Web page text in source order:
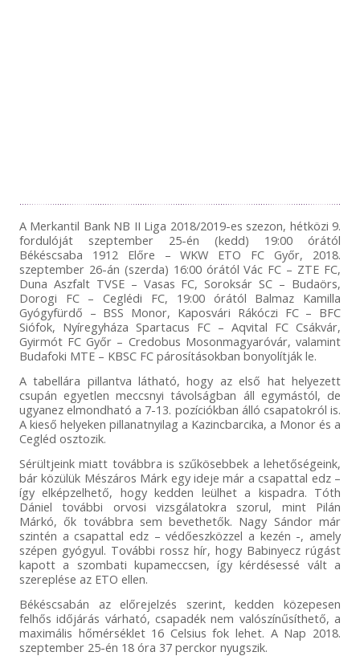
A Merkantil Bank NB II Liga 2018/2019-es szezon, hétközi 9.
fordulóját szeptember 25-én (kedd) 19:00 órától
Békéscsaba 1912 Előre – WKW ETO FC Győr, 2018.
szeptember 26-án (szerda) 16:00 órától Vác FC – ZTE FC,
Duna Aszfalt TVSE – Vasas FC, Soroksár SC – Budaörs,
Dorogi FC – Ceglédi FC, 19:00 órától Balmaz Kamilla
Gyógyfürdő – BSS Monor, Kaposvári Rákóczi FC – BFC
Siófok, Nyíregyháza Spartacus FC – Aqvital FC Csákvár,
Gyirmót FC Győr – Credobus Mosonmagyaróvár, valamint
Budafoki MTE – KBSC FC párosításokban bonyolítják le.
A tabellára pillantva látható, hogy az első hat helyezett
csupán egyetlen meccsnyi távolságban áll egymástól, de
ugyanez elmondható a 7-13. pozíciókban álló csapatokról is.
A kieső helyeken pillanatnyilag a Kazincbarcika, a Monor és a
Cegléd osztozik.
Sérültjeink miatt továbbra is szűkösebbek a lehetőségeink,
bár közülük Mészáros Márk egy ideje már a csapattal edz –
így elképzelhető, hogy kedden leülhet a kispadra. Tóth
Dániel további orvosi vizsgálatokra szorul, mint Pilán
Márkó, ők továbbra sem bevethetők. Nagy Sándor már
szintén a csapattal edz – védőeszközzel a kezén -, amely
szépen gyógyul. További rossz hír, hogy Babinyecz rúgást
kapott a szombati kupameccsen, így kérdésessé vált a
szereplése az ETO ellen.
Békéscsabán az előrejelzés szerint, kedden közepesen
felhős időjárás várható, csapadék nem valószínűsíthető, a
maximális hőmérséklet 16 Celsius fok lehet. A Nap 2018.
szeptember 25-én 18 óra 37 perckor nyugszik.